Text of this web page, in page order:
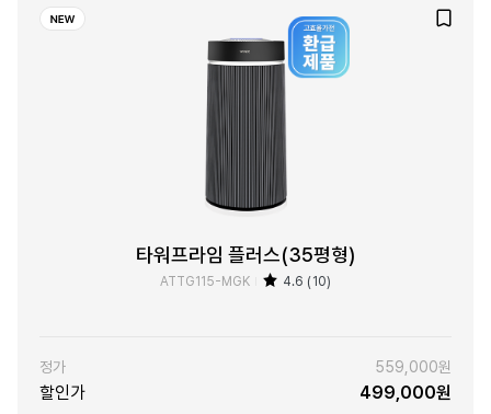
타워프라임 플러스(35평형)
ATTG115-MGK 4.6 (10)
정가 559,000원
할인가 499,000원